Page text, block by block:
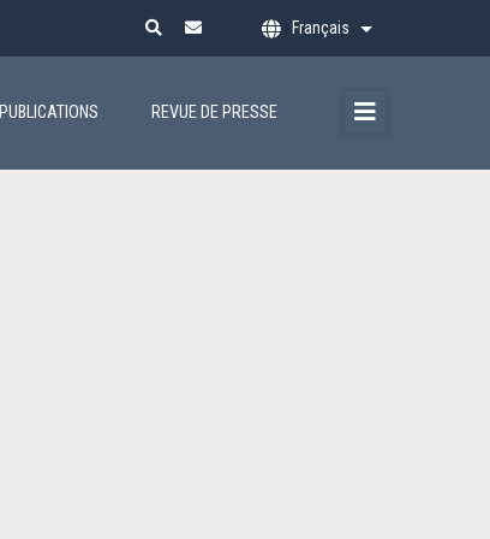
Français Lister les actions
PUBLICATIONS REVUE DE PRESSE